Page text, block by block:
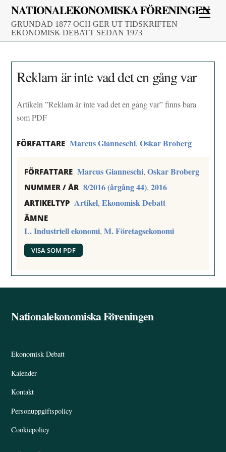
Skip
content
NATIONALEKONOMISKA FÖRENINGEN
GRUNDAD 1877 OCH GER UT TIDSKRIFTEN
EKONOMISK DEBATT SEDAN 1973
Reklam är inte vad det en gång var
Artikeln ”Reklam är inte vad det en gång var” finns bara
som PDF
FÖRFATTARE Marcus Gianneschi,Oskar Broberg
FÖRFATTARE Marcus Gianneschi,Oskar Broberg
NUMMER / ÅR 8/2016 (årgång 44),2016
ARTIKELTYP Artikel,Ekonomisk Debatt
ÄMNE
L. Industriell ekonomi,M. Företagsekonomi
VISA SOM PDF
Back
Nationalekonomiska Föreningen
Ekonomisk Debatt
Kalender
Kontakt
Personuppgiftspolicy
Cookiepolicy